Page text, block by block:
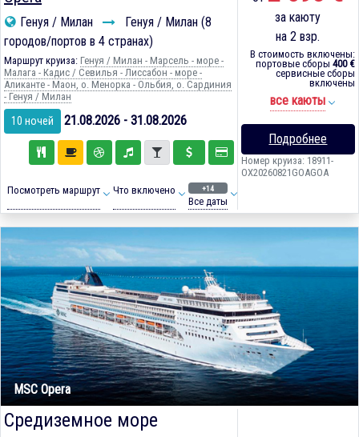
Генуя / Милан
Генуя / Милан (8
городов/портов в 4 странах)
Маршрут круиза: Генуя / Милан - Марсель - море -
Малага - Кадиc / Севилья - Лиссабон - море -
Аликанте - Маон, о. Менорка - Ольбия, о. Сардиния
- Генуя / Милан
10 ночей 21.08.2026 - 31.08.2026
Посмотреть маршрут Что включено +14
Все даты
за каюту
на 2 взр.
В стоимость включены:
портовые сборы 400 €
сервисные сборы
включены
все каюты
Подробнее
Номер круиза: 18911-
OX20260821GOAGOA
MSC Opera
Средиземное море